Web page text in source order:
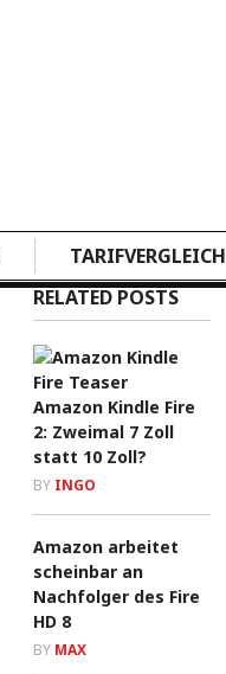
TARIFVERGLEICH
RELATED POSTS
Amazon Kindle Fire
2: Zweimal 7 Zoll
statt 10 Zoll?
BY INGO
Amazon arbeitet
scheinbar an
Nachfolger des Fire
HD 8
BY MAX